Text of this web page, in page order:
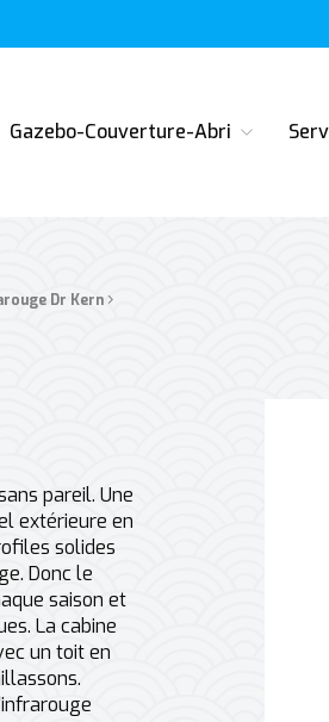
près de Mulhouse en Alsace
Gazebo-Couverture-Abri
Dr Kern ›
pareil. Une
extérieure en
solides
Donc le
saison et
La cabine
un toit en